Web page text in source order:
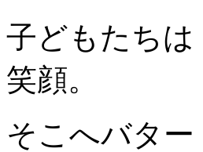
子どもたち
笑顔。
そこへバタ